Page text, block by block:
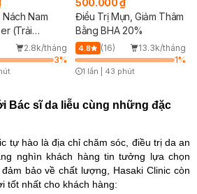
Nam
(Trải
2.8k/tháng
3%
Điều Trị Mụn, Giảm Thâm
Bằng BHA 20%
4.8 (16)
13.3k/tháng
1%
Timer Gray Icon
1 lần 43 phút
Bác sĩ da liễu cùng những đặc
tự hào là địa chỉ chăm sóc, điều trị da an
nghìn khách hàng tin tưởng lựa chọn
bảo về chất lượng, Hasaki Clinic còn
tốt nhất cho khách hàng: